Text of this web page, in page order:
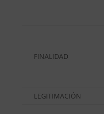
FINALIDAD
LEGITIMACIÓN